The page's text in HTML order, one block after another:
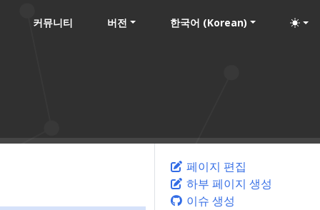
커뮤니티 버전 한국어 (Korean)
페이지 편집
하부 페이지 생성
이슈 생성